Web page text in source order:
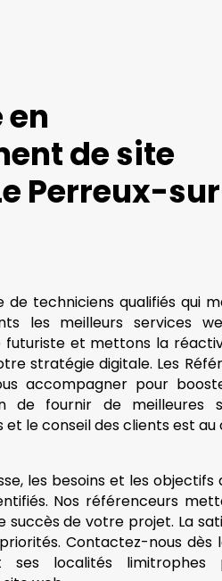
de site
Perreux-
de techniciens qualifiés qui
les meilleurs services
futuriste et mettons la
stratégie digitale. Les
accompagner pour
de fournir de meilleures
et le conseil des clients est
les besoins et les objectifs
Nos référenceurs
de votre projet. La
Contactez-nous dès
localités limitrophes